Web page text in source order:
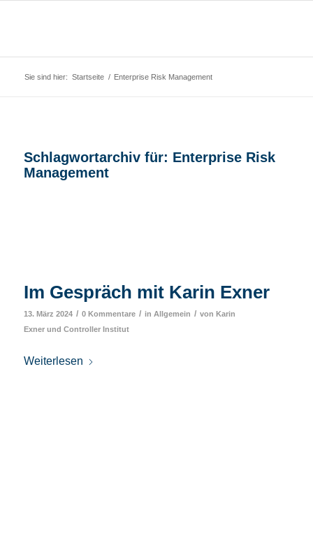
Sie sind hier: Startseite / Enterprise Risk Management
Schlagwortarchiv für: Enterprise Risk
Management
Im Gespräch mit Karin Exner
13. März 2024 / 0 Kommentare / in Allgemein / von Karin
Exnerund Controller Institut
Weiterlesen